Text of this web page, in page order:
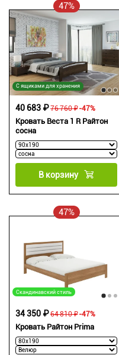
47%
С ящиками для хранения
Кровать Веста 1 R Райтон
сосна
76 760 ₽
40 683 ₽ -47%
В корзину
47%
Скандинавский стиль
Кровать Райтон Prima
64 810 ₽
34 350 ₽ -47%